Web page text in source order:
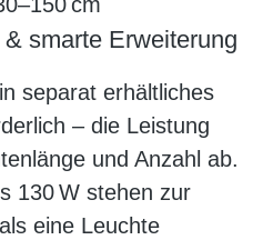
cm
smarte Erweiterung
separat erhältliches
– die Leistung
und Anzahl ab.
130 W stehen zur
eine Leuchte